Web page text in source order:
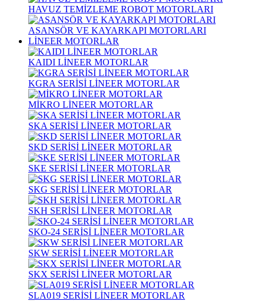
HAVUZ TEMİZLEME ROBOT MOTORLARI
ASANSÖR VE KAYARKAPI MOTORLARI
LİNEER MOTORLAR
KAIDI LİNEER MOTORLAR
KGRA SERİSİ LİNEER MOTORLAR
MİKRO LİNEER MOTORLAR
SKA SERİSİ LİNEER MOTORLAR
SKD SERİSİ LİNEER MOTORLAR
SKE SERİSİ LİNEER MOTORLAR
SKG SERİSİ LİNEER MOTORLAR
SKH SERİSİ LİNEER MOTORLAR
SKO-24 SERİSİ LİNEER MOTORLAR
SKW SERİSİ LİNEER MOTORLAR
SKX SERİSİ LİNEER MOTORLAR
SLA019 SERİSİ LİNEER MOTORLAR